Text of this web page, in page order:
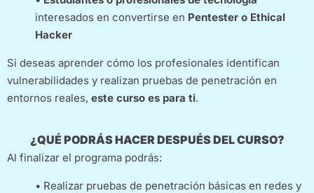
interesados en convertirse en Pentester o Ethical
Hacker
Si deseas aprender cómo los profesionales identifican
vulnerabilidades y realizan pruebas de penetración en
entornos reales, este curso es para ti.
¿QUÉ PODRÁS HACER DESPUÉS DEL CURSO?
Al finalizar el programa podrás:
• Realizar pruebas de penetración básicas en redes y